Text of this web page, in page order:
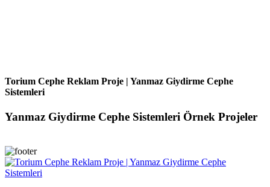
Torium Cephe Reklam Proje | Yanmaz Giydirme Cephe
Sistemleri
Yanmaz Giydirme Cephe Sistemleri Örnek Projeler